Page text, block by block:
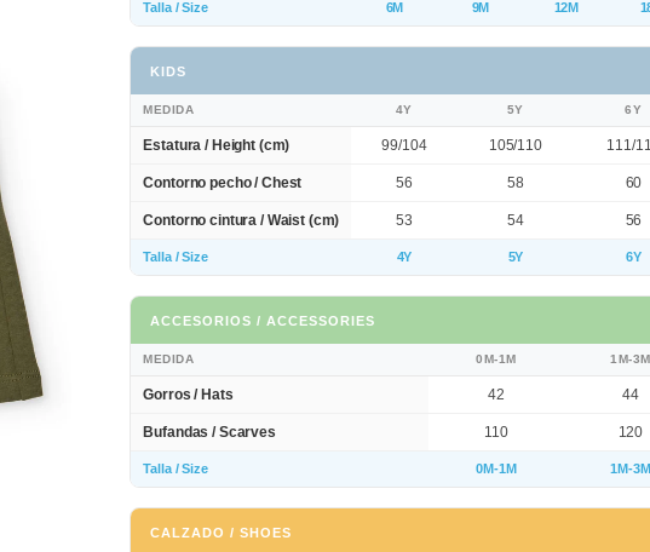
Talla / Size 6M 9M 12M
KIDS
MEDIDA 4Y 5Y 6Y
Estatura / Height (cm) 99/104 105/110 111/
Contorno pecho / Chest 56 58 60
Contorno cintura / Waist (cm) 53 54 56
Talla / Size 4Y 5Y 6Y
ACCESORIOS / ACCESSORIES
MEDIDA 0M-1M 1M-3M
Gorros / Hats 42 44
Bufandas / Scarves 110 120
Talla / Size 0M-1M 1M-3M
CALZADO / SHOES